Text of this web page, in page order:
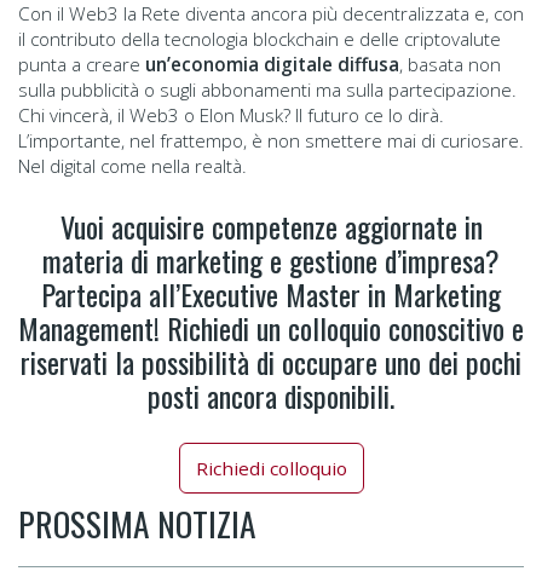
Con il Web3 la Rete diventa ancora più decentralizzata e, con
il contributo della tecnologia blockchain e delle criptovalute
punta a creare un’economia digitale diffusa, basata non
sulla pubblicità o sugli abbonamenti ma sulla partecipazione.
Chi vincerà, il Web3 o Elon Musk? Il futuro ce lo dirà.
L’importante, nel frattempo, è non smettere mai di curiosare.
Nel digital come nella realtà.
Vuoi acquisire competenze aggiornate in
materia di marketing e gestione d’impresa?
Partecipa all’Executive Master in Marketing
Management! Richiedi un colloquio conoscitivo e
riservati la possibilità di occupare uno dei pochi
posti ancora disponibili.
Richiedi colloquio
PROSSIMA NOTIZIA